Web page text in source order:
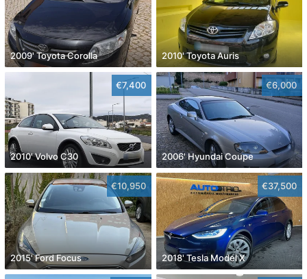
2009' Toyota Corolla 2010' Toyota Auris
€7,400
2010' Volvo C30
€6,000
2006' Hyundai Coupe
€10,950
2015' Ford Focus
€37,500
2018' Tesla Model X